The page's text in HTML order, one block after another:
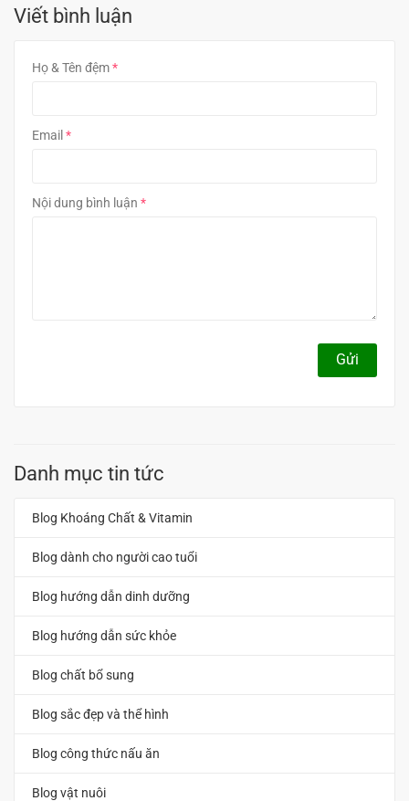
Viết bình luận
Họ & Tên đệm
Email
Nội dung bình luận
Gửi
Danh mục tin tức
Blog Khoáng Chất & Vitamin
Blog dành cho người cao tuổi
Blog hướng dẫn dinh dưỡng
Blog hướng dẫn sức khỏe
Blog chất bổ sung
Blog sắc đẹp và thể hình
Blog công thức nấu ăn
Blog vật nuôi